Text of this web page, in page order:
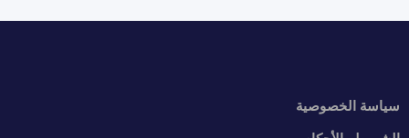
سياسة الخصوصية